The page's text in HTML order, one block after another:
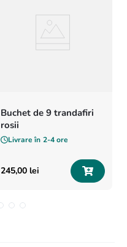
Buchet de 9 trandafiri
rosii
Livrare în 2-4 ore
245,00 lei